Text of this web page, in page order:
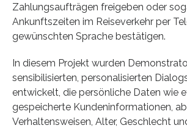
Zahlungsaufträgen freigeben oder
Ankunftszeiten im Reiseverkehr per
gewünschten Sprache bestätigen.
In diesem Projekt wurden
sensibilisierten, personalisierten
entwickelt, die persönliche Daten wie
gespeicherte Kundeninformationen,
Verhaltensweisen, Alter, Geschlecht